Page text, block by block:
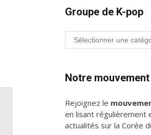
Groupe de K-pop
Groupe
de
Notre mouvement
Rejoignez le
en lisant régulièrement
actualités sur la Corée